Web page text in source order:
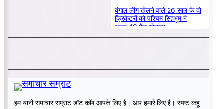
बंगाल लीग खेलने वाले 26 साल के दो
क्रिकेटरों को पश्चिम सिंहभूम ने
अंडर-19 मैच खेलाया
हम यानी समाचार सम्राट डॉट कॉम आपके लिए है। आप हमारे लिए हैं। स्पष्ट कहूं